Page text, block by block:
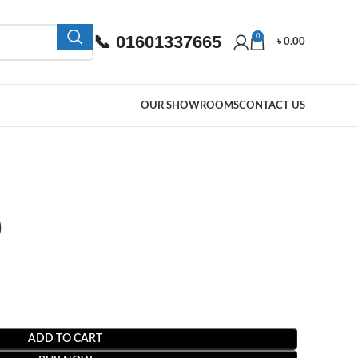
📞 01601337665 0
৳0.00
OUR SHOWROOMSCONTACT US
ADD TO CART